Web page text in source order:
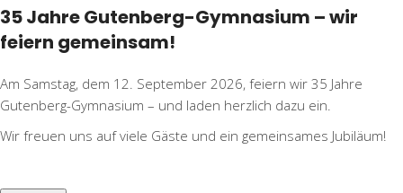
35 Jahre Gutenberg-Gymnasium – wir
feiern gemeinsam!
Am Samstag, dem 12. September 2026, feiern wir 35 Jahre
Gutenberg-Gymnasium – und laden herzlich dazu ein.
Wir freuen uns auf viele Gäste und ein gemeinsames Jubiläum!